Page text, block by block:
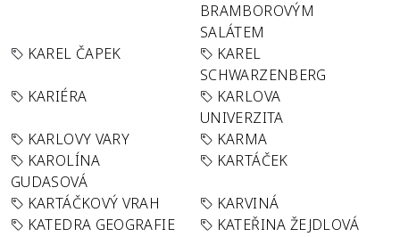
BRAMBOROVÝM
SALÁTEM
KAREL ČAPEK
KAREL
SCHWARZENBERG
KARIÉRA
KARLOVA
UNIVERZITA
KARLOVY VARY
KARMA
KAROLÍNA
GUDASOVÁ
KARTÁČEK
KARTÁČKOVÝ VRAH
KARVINÁ
KATEDRA GEOGRAFIE
KATEŘINA ŽEJDLOVÁ